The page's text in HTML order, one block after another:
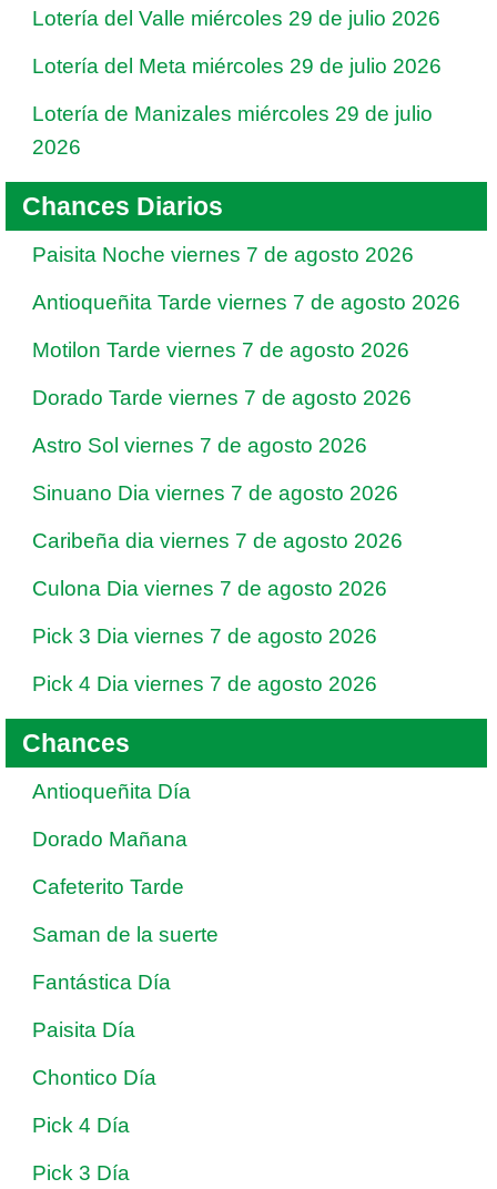
Lotería del Valle miércoles 29 de julio 2026
Lotería del Meta miércoles 29 de julio 2026
Lotería de Manizales miércoles 29 de julio
2026
Chances Diarios
Paisita Noche viernes 7 de agosto 2026
Antioqueñita Tarde viernes 7 de agosto 2026
Motilon Tarde viernes 7 de agosto 2026
Dorado Tarde viernes 7 de agosto 2026
Astro Sol viernes 7 de agosto 2026
Sinuano Dia viernes 7 de agosto 2026
Caribeña dia viernes 7 de agosto 2026
Culona Dia viernes 7 de agosto 2026
Pick 3 Dia viernes 7 de agosto 2026
Pick 4 Dia viernes 7 de agosto 2026
Chances
Antioqueñita Día
Dorado Mañana
Cafeterito Tarde
Saman de la suerte
Fantástica Día
Paisita Día
Chontico Día
Pick 4 Día
Pick 3 Día